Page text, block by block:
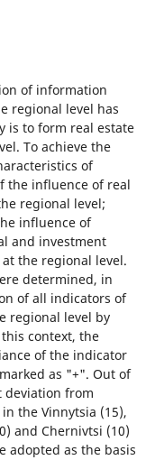
of information
regional level has
is to form real estate
To achieve the
of
the influence of real
regional level;
influence of
and investment
the regional level.
determined, in
of all indicators of
regional level by
context, the
of the indicator
as "+". Out of
deviation from
the Vinnytsia (15),
and Chernivtsi (10)
adopted as the basis